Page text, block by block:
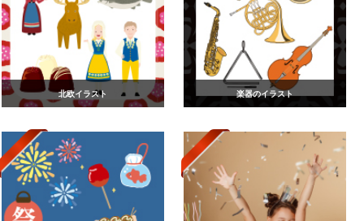
北欧イラスト 楽器のイラスト